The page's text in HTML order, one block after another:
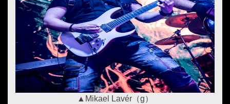
▲Mikael Lavér（g）